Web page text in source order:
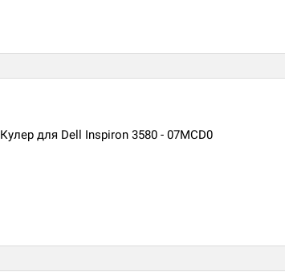
Кулер для Dell Inspiron 3580 - 07MCD0